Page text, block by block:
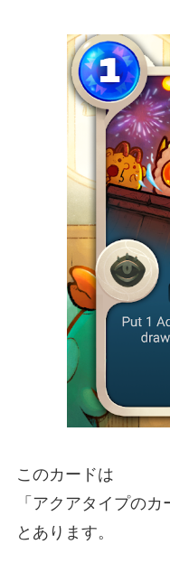
このカードは
「アクアタイプの
とあります。